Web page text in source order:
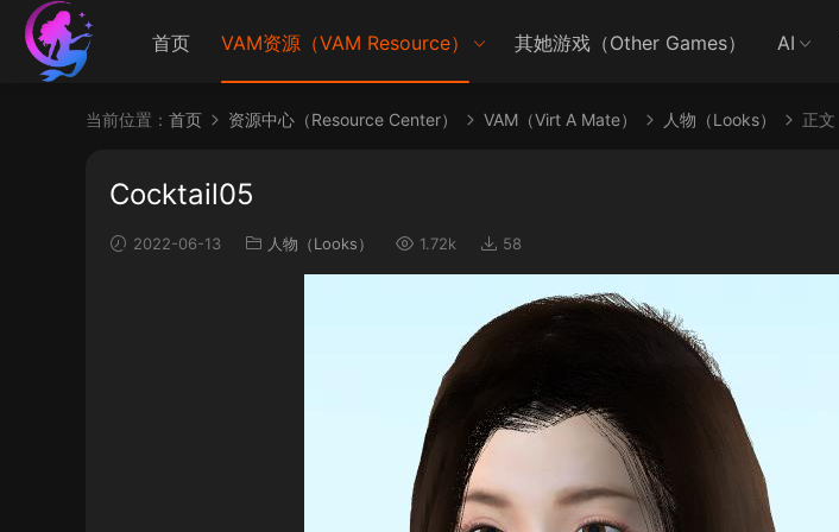
首页 VAM资源（VAM Resource） 其她游戏（Other Games） AI
当前位置： 首页 资源中心（Resource Center） VAM（Virt A Mate） 人物（Looks） 正文
Cocktail05
2022-06-13 人物（Looks） 1.72k 58